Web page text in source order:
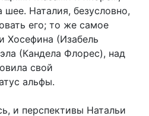
Наталия, безусловно,
его; то же самое
Хосефина (Изабель
(Кандела Флорес), над
свой
альфы.
и перспективы Натальи